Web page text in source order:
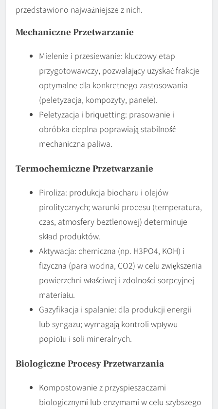
przedstawiono najważniejsze z nich.
Mechaniczne Przetwarzanie
Mielenie i przesiewanie: kluczowy etap
przygotowawczy, pozwalający uzyskać frakcje
optymalne dla konkretnego zastosowania
(peletyzacja, kompozyty, panele).
Peletyzacja i briquetting: prasowanie i
obróbka cieplna poprawiają stabilność
mechaniczna paliwa.
Termochemiczne Przetwarzanie
Piroliza: produkcja biocharu i olejów
pirolitycznych; warunki procesu (temperatura,
czas, atmosfery beztlenowej) determinuje
skład produktów.
Aktywacja: chemiczna (np. H3PO4, KOH) i
fizyczna (para wodna, CO2) w celu zwiększenia
powierzchni właściwej i zdolności sorpcyjnej
materiału.
Gazyfikacja i spalanie: dla produkcji energii
lub syngazu; wymagają kontroli wpływu
popiołu i soli mineralnych.
Biologiczne Procesy Przetwarzania
Kompostowanie z przyspieszaczami
biologicznymi lub enzymami w celu szybszego